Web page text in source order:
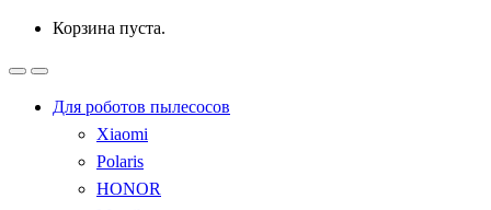
Корзина пуста.
Для роботов пылесосов
Xiaomi
Polaris
HONOR